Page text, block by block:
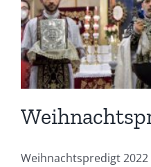
Weihnachtspredigt